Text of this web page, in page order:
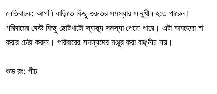
নেতিবাচক: আপনি বাড়িতে কিছু গুরুতর সমস্যার সম্মুখীন হতে পারেন।
পরিবারের কেউ কিছু ছোটখাটো স্বাস্থ্য সমস্যা পেতে পারে। এটা অবহেলা না
করার চেষ্টা করুন। পরিবারের সদস্যদের মঞ্জুর করা বাঞ্ছনীয় নয়।
শুভ রং: পীচ